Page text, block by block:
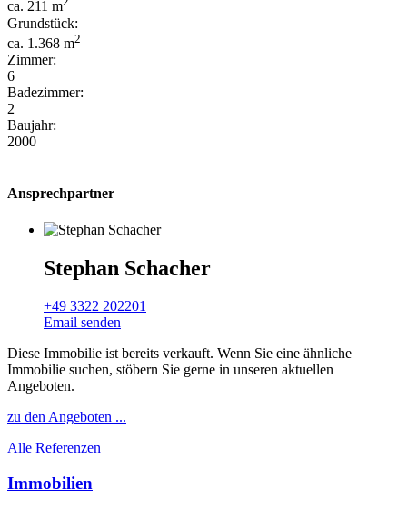
ca. 211 m
Grundstück:
ca. 1.368 m2
Zimmer:
6
Badezimmer:
2
Baujahr:
2000
Ansprechpartner
Stephan Schacher
+49 3322 202201
Email senden
Diese Immobilie ist bereits verkauft. Wenn Sie eine ähnliche
Immobilie suchen, stöbern Sie gerne in unseren aktuellen
Angeboten.
zu den Angeboten ...
Alle Referenzen
Immobilien